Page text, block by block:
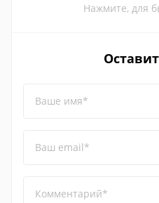
Нажмите, для
Ваше имя*
Ваш email*
Комментарий*